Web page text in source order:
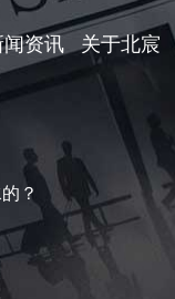
闻资讯 关于北宸
？